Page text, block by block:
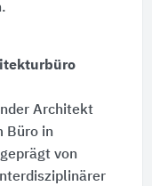
Architekt
Büro in
von